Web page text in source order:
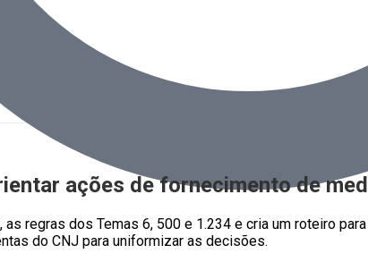
ações de fornecimento de
regras dos Temas 6, 500 e 1.234 e cria um roteiro
do CNJ para uniformizar as decisões.